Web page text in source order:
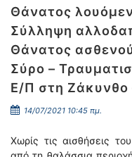
Θάνατος
Σύλληψη
Θάνατος
Σύρο –
Ε/Π στη Ζάκυνθο
14/07/2021 10:45 πμ.
Χωρίς τις αισθήσεις